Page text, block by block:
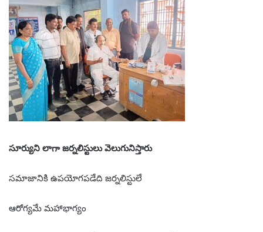
సూర్యుని లాగా జర్నలిస్టులు వెలుగునిస్తారు
సమాజానికి ఉపయోగపడేది జర్నలిస్టులే
ఆరోగ్యమే మహాభాగ్యం